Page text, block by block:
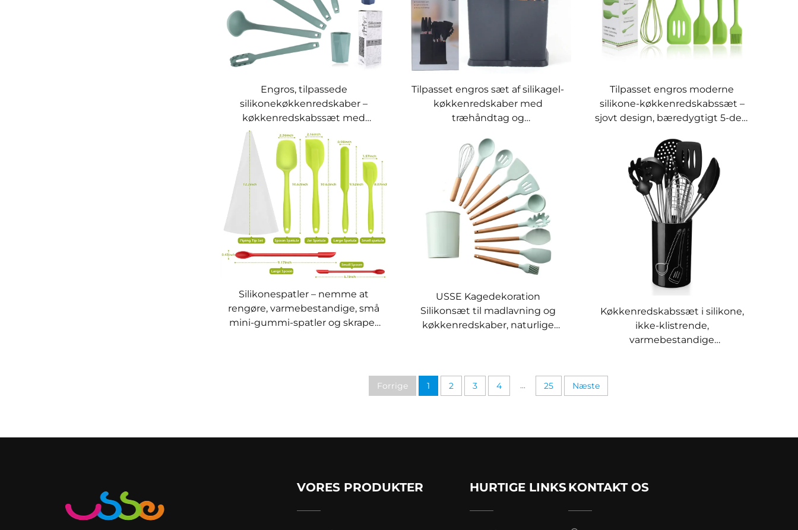
Engros, tilpassede
silikonekøkkenredskaber –
køkkenredskabssæt med
spade, spatula, skøvle og
spaghetti-løkke med holder
Tilpasset engros sæt af silikagel-
køkkenredskaber med
træhåndtag og
skærebræt,
køkkenredskabssæt
Tilpasset engros moderne
silikone-køkkenredskabssæt –
sjovt design, bæredygtigt 5-dels
Silikonespatler – nemme at
rengøre, varmebestandige, små
mini-gummi-spatler og skraper
USSE Kagedekoration
Silikonsæt til madlavning og
køkkenredskaber, naturlige
Køkkenredskabssæt i silikone,
ikke-klistrende,
varmebestandige
Forrige 1 2 3 4 ... 25 Næste
VORES PRODUKTER HURTIGE LINKSKONTAKT OS